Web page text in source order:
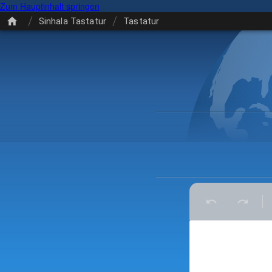
Zum Hauptinhalt springen
/ Sinhala Tastatur / Tastatur